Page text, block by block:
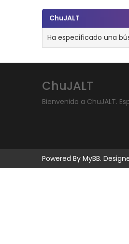
ChuJALT
Ha especificado una
ChuJALT
Bienvenido a ChuJALT.
Powered By MyBB.